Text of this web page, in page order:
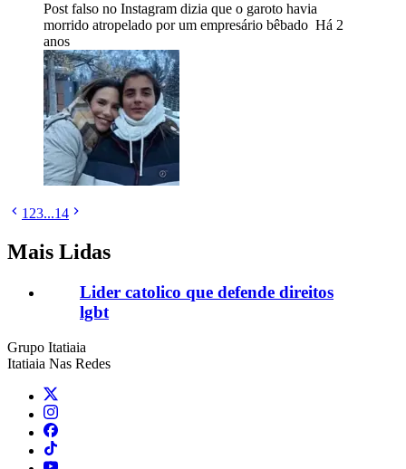
Post falso no Instagram dizia que o garoto havia
morrido atropelado por um empresário bêbado Há 2
anos
1 23...14
Mais Lidas
Lider catolico que defende direitos
lgbt
Grupo Itatiaia
Itatiaia Nas Redes